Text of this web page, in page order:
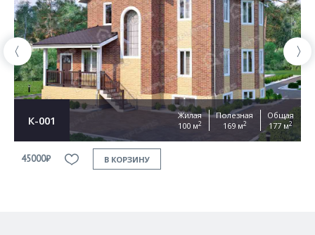
К-001
Жилая
100 м2
Полезная
169 м2
Общая
177 м2
45000₽ В КОРЗИНУ